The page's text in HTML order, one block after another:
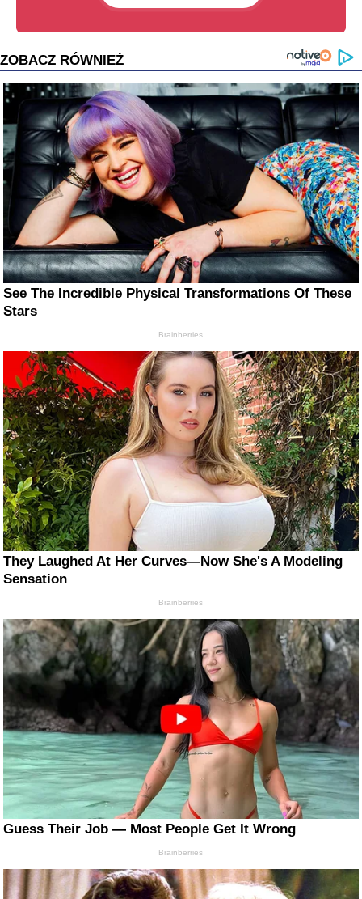
ZOBACZ RÓWNIEŻ
See The Incredible Physical Transformations Of These
Stars
Brainberries
They Laughed At Her Curves—Now She's A Modeling
Sensation
Brainberries
Guess Their Job — Most People Get It Wrong
Brainberries